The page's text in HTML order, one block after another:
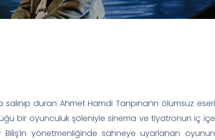
duran Ahmet Hamdi Tanpınar’ın ölümsüz eseri
bir oyunculuk şöleniyle sinema ve tiyatronun iç içe
yönetmenliğinde sahneye uyarlanan oyunun